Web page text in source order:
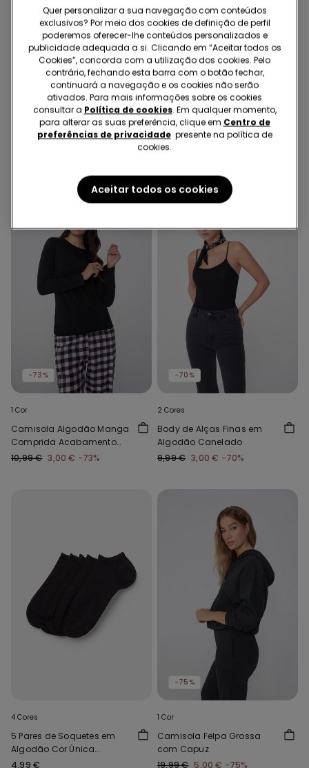
Pijama Curto Basic Piping
em Algodão com Bolso
Microfibra Reciclada
-25%
1 Cor
Fato de Banho Faixa com
Franzido Micro Reciclada
19,99 €
-73%
1 Cor
Camisola Algodão Manga
Comprida Acabamento
em Onda
10,99 € 3,00 € -73%
-70%
2 Cores
Body de Alças Finas em
Algodão Canelado
9,99 € 3,00 € -70%
4 Cores
5 Pares de Soquetes em
Algodão Cor Única
Unissexo
4,99 €
-75%
1 Cor
Camisola Felpa Grossa
com Capuz
19,99 € 5,00 € -75%
Quer personalizar a sua navegação com conteúdos
exclusivos? Por meio dos cookies de definição de perfil
poderemos oferecer-lhe conteúdos personalizados e
publicidade adequada a si. Clicando em “Aceitar todos os
Cookies”, concorda com a utilização dos cookies. Pelo
contrário, fechando esta barra com o botão fechar,
continuará a navegação e os cookies não serão
ativados. Para mais informações sobre os cookies
consultar a Política de cookies. Em qualquer momento,
para alterar as suas preferência, clique em Centro de
preferências de privacidadepresente na política de
cookies.
Aceitar todos os cookies